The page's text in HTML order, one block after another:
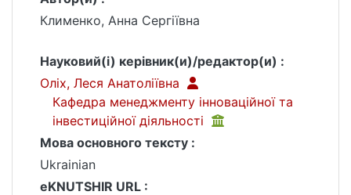
Клименко, Анна Сергіївна
Науковий(і) керівник(и)/редактор(и) :
Оліх, Леся Анатоліївна
Кафедра менеджменту інноваційної та
інвестиційної діяльності
Мова основного тексту :
Ukrainian
eKNUTSHIR URL :